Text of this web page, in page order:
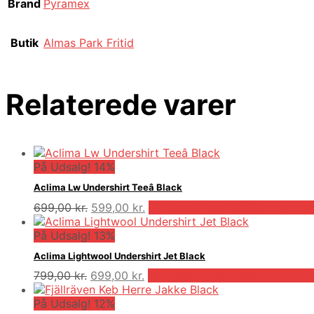
Brand Pyramex
Butik Almas Park Fritid
Relaterede varer
På Udsalg! 14%
Aclima Lw Undershirt Teeâ Black
699,00kr. Den
oprindelige
pris
699,00 kr..
599,00 kr.
aktuelle
599,00 kr..
På Udsalg! 13%
Aclima Lightwool Undershirt Jet Black
799,00kr. Den
oprindelige
pris
699,00 kr.
aktuelle
På Udsalg! 12%